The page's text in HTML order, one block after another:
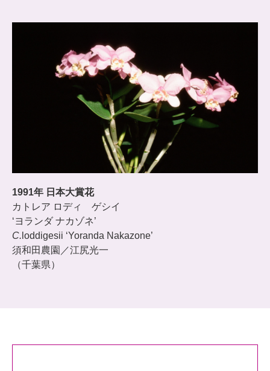
1991年 日本大賞花
カトレア ロディ ゲシイ
‘ヨランダ ナカゾネ’
C. loddigesii ‘Yoranda Nakazone’
須和田農園／江尻光一
（千葉県）